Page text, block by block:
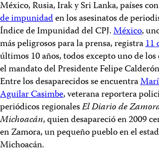
México, Rusia, Irak y Sri Lanka, países
de impunidaden los asesinatos de
Índice de Impunidad del CPJ.México,
más peligrosos para la prensa, registra11
últimos 10 años, todos excepto uno de
el mandato del Presidente Felipe
Entre los desaparecidos se encuentra
Aguilar Casimbe, veterana reportera
periódicos regionalesEl Diario de
Michoacán, quien desapareció en 2009
en Zamora, un pequeño pueblo en el
Michoacán.